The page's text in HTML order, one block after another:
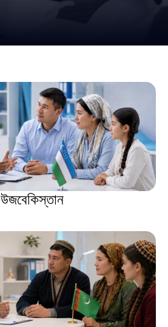
উজবেকিস্তান